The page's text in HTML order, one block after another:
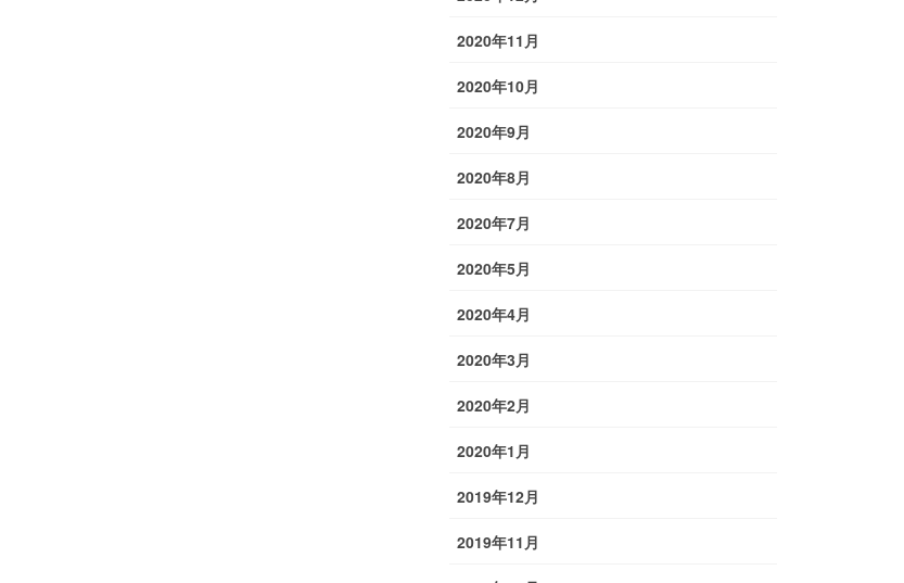
2020年11月
2020年10月
2020年9月
2020年8月
2020年7月
2020年5月
2020年4月
2020年3月
2020年2月
2020年1月
2019年12月
2019年11月